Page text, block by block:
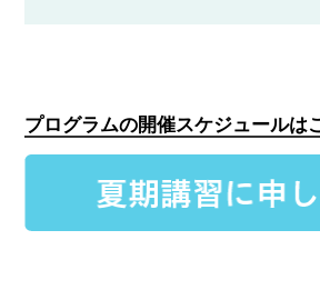
プログラムの開催スケジュールは